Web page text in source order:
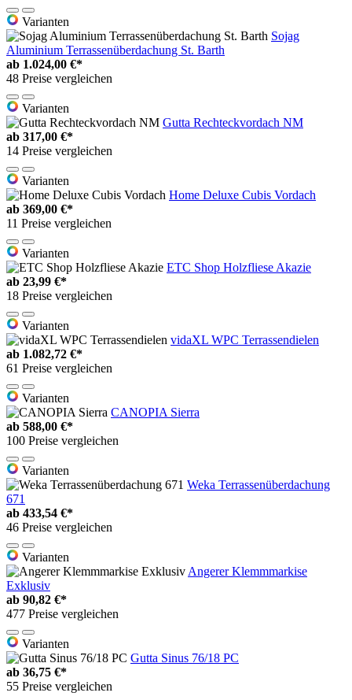
Varianten
Sojag
Aluminium Terrassenüberdachung St. Barth
ab 1.024,00 €*
48 Preise vergleichen
Varianten
Gutta Rechteckvordach NM
ab 317,00 €*
14 Preise vergleichen
Varianten
Home Deluxe Cubis Vordach
ab 369,00 €*
11 Preise vergleichen
Varianten
ETC Shop Holzfliese Akazie
ab 23,99 €*
18 Preise vergleichen
Varianten
vidaXL WPC Terrassendielen
ab 1.082,72 €*
61 Preise vergleichen
Varianten
CANOPIA Sierra
ab 588,00 €*
100 Preise vergleichen
Varianten
Weka Terrassenüberdachung
671
ab 433,54 €*
46 Preise vergleichen
Varianten
Angerer Klemmmarkise
Exklusiv
ab 90,82 €*
477 Preise vergleichen
Varianten
Gutta Sinus 76/18 PC
ab 36,75 €*
55 Preise vergleichen